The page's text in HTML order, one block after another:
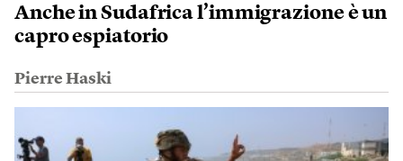
Anche in Sudafrica l’immigrazione è un
capro espiatorio
Pierre Haski